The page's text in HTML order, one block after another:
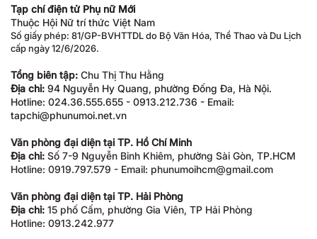
Tạp chí điện tử Phụ nữ Mới
Thuộc Hội Nữ trí thức Việt Nam
Số giấy phép: 81/GP-BVHTTDL do Bộ Văn Hóa, Thể Thao và Du Lịch
cấp ngày 12/6/2026.
Tổng biên tập: Chu Thị Thu Hằng
Địa chỉ: 94 Nguyễn Hy Quang, phường Đống Đa, Hà Nội.
Hotline: 024.36.555.655 - 0913.212.736 - Email:
tapchi@phunumoi.net.vn
Văn phòng đại diện tại TP. Hồ Chí Minh
Địa chỉ: Số 7-9 Nguyễn Bỉnh Khiêm, phường Sài Gòn, TP.HCM
Hotline: 0919.797.579 - Email: phunumoihcm@gmail.com
Văn phòng đại diện tại TP. Hải Phòng
Địa chỉ: 15 phố Cấm, phường Gia Viên, TP Hải Phòng
Hotline: 0913.242.977